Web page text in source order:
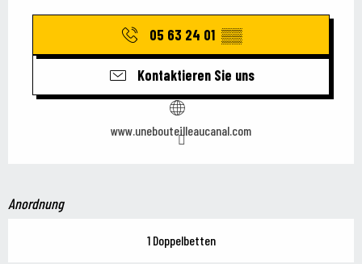
05 63 24 01 ▒▒
Kontaktieren Sie uns
www.unebouteilleaucanal.com
Anordnung
1 Doppelbetten